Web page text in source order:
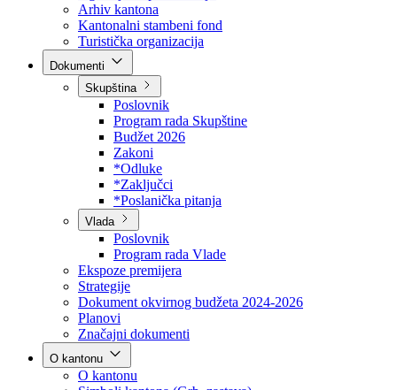
BPK šume
RTV BPK
Agencija za privatizaciju
Arhiv kantona
Kantonalni stambeni fond
Turistička organizacija
Skupština
Poslovnik
Program rada Skupštine
Budžet 2026
Zakoni
*Odluke
*Zaključci
*Poslanička pitanja
Vlada
Poslovnik
Program rada Vlade
Ekspoze premijera
Strategije
Dokument okvirnog budžeta 2024-2026
Planovi
Značajni dokumenti